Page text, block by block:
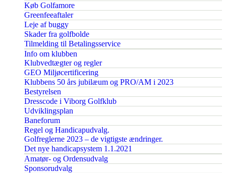
Køb Golfamore
Greenfeeaftaler
Leje af buggy
Skader fra golfbolde
Tilmelding til Betalingsservice
Info om klubben
Klubvedtægter og regler
GEO Miljøcertificering
Klubbens 50 års jubilæum og PRO/AM i 2023
Bestyrelsen
Dresscode i Viborg Golfklub
Udviklingsplan
Baneforum
Regel og Handicapudvalg.
Golfreglerne 2023 – de vigtigste ændringer.
Det nye handicapsystem 1.1.2021
Amatør- og Ordensudvalg
Sponsorudvalg